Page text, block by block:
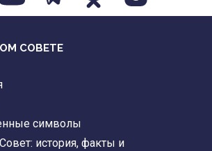
СОВЕТЕ
символы
история, факты и